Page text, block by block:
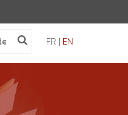
FR | EN